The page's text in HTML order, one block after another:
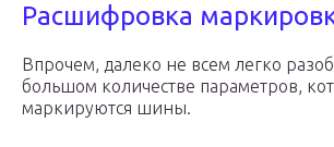
Расшифровка
Впрочем, далеко не всем легко
большом количестве параметров,
маркируются шины.